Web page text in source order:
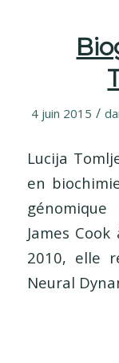
4 juin 2015 /
Lucija
en
James
2010, elle
Neural